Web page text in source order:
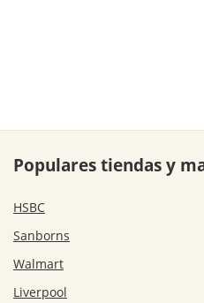
Populares tiendas y
HSBC
Sanborns
Walmart
Liverpool